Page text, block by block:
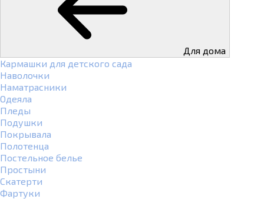
Для дома
Кармашки для детского сада
Наволочки
Наматрасники
Одеяла
Пледы
Подушки
Покрывала
Полотенца
Постельное белье
Простыни
Скатерти
Фартуки